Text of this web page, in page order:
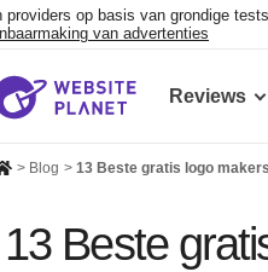
providers op basis van grondige
van advertenties
Reviews
> Blog > 13 Beste gratis logo
13 Beste